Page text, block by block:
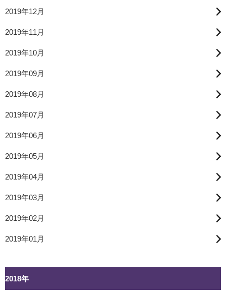
2019年12月
2019年11月
2019年10月
2019年09月
2019年08月
2019年07月
2019年06月
2019年05月
2019年04月
2019年03月
2019年02月
2019年01月
2018年